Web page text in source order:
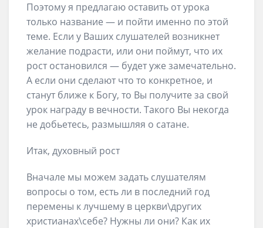
Поэтому я предлагаю оставить от урока
только название — и пойти именно по этой
теме. Если у Ваших слушателей возникнет
желание подрасти, или они поймут, что их
рост остановился — будет уже замечательно.
А если они сделают что то конкретное, и
станут ближе к Богу, то Вы получите за свой
урок награду в вечности. Такого Вы некогда
не добьетесь, размышляя о сатане.
Итак, духовный рост
Вначале мы можем задать слушателям
вопросы о том, есть ли в последний год
перемены к лучшему в церкви\других
христианах\себе? Нужны ли они? Как их